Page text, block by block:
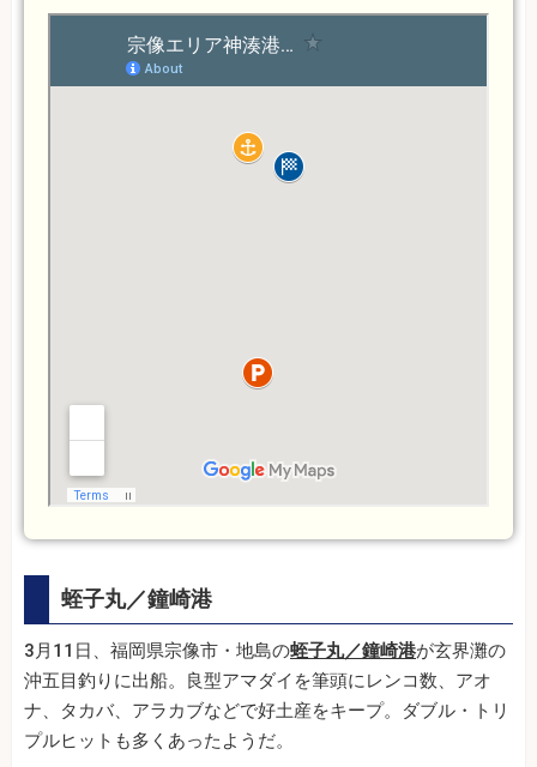
蛭子丸／鐘崎港
3月11日、福岡県宗像市・地島の蛭子丸／鐘崎港が玄界灘の
沖五目釣りに出船。良型アマダイを筆頭にレンコ数、アオ
ナ、タカバ、アラカブなどで好土産をキープ。ダブル・トリ
プルヒットも多くあったようだ。